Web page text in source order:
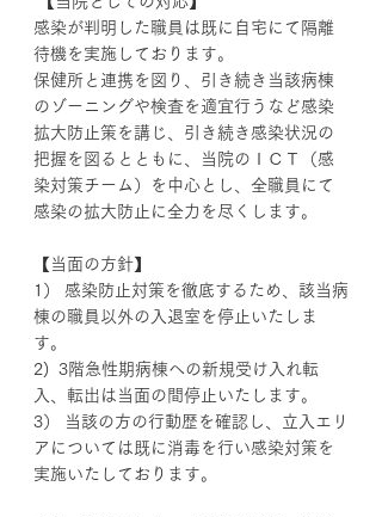
感染が判明した職員は既に自宅にて隔離
待機を実施しております。
保健所と連携を図り、引き続き当該病棟
のゾーニングや検査を適宜行うなど感染
拡大防止策を講じ、引き続き感染状況の
把握を図るとともに、当院のＩＣＴ（感
染対策チーム）を中心とし、全職員にて
感染の拡大防止に全力を尽くします。
【当面の方針】
1） 感染防止対策を徹底するため、該当病
棟の職員以外の入退室を停止いたしま
す。
2)  3階急性期病棟への新規受け入れ転
入、転出は当面の間停止いたします。
3） 当該の方の行動歴を確認し、立入エリ
アについては既に消毒を行い感染対策を
実施いたしております。